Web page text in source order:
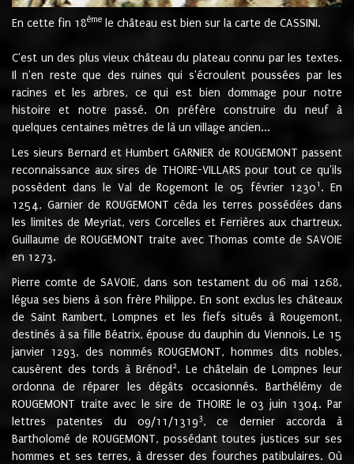
En cette fin 18ème le château est bien sur la carte de CASSINI.
C'est un des plus vieux château du plateau connu par les textes.
Il n'en reste que des ruines qui s'écroulent poussées par les
racines et les arbres, ce qui est bien dommage pour notre
histoire et notre passé. On préfère construire du neuf à
quelques centaines mètres de là un village ancien...
Les sieurs Bernard et Humbert GARNIER de ROUGEMONT passent
reconnaissance aux sires de THOIRE-VILLARS pour tout ce qu'ils
possèdent dans le Val de Rogemont le 05 février 12301 . En
1254, Garnier de ROUGEMONT céda les terres possédées dans
les limites de Meyriat, vers Corcelles et Ferrières aux chartreux.
Guillaume de ROUGEMONT traite avec Thomas comte de SAVOIE
en 1273.
Pierre comte de SAVOIE, dans son testament du 06 mai 1268,
légua ses biens à son frère Philippe. En sont exclus les châteaux
de Saint Rambert, Lompnes et les fiefs situés à Rougemont,
destinés à sa fille Béatrix, épouse du dauphin du Viennois. Le 15
janvier 1293, des nommés ROUGEMONT, hommes dits nobles,
causèrent des tords à Brénod 2. Le châtelain de Lompnes leur
ordonna de réparer les dégâts occasionnés. Barthélémy de
ROUGEMONT traite avec le sire de THOIRE le 03 juin 1304. Par
lettres patentes du 09/11/13193, ce dernier accorda à
Bartholomé de ROUGEMONT, possédant toutes justices sur ses
hommes et ses terres, à dresser des fourches patibulaires. Où